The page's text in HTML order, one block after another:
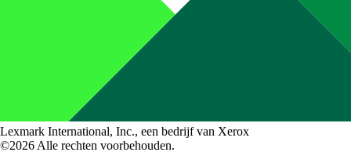
Lexmark International, Inc., een bedrijf van Xerox
©2026 Alle rechten voorbehouden.